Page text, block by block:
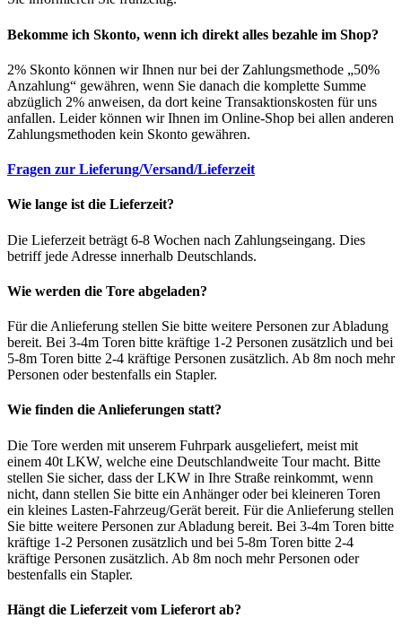
Bekomme ich Skonto, wenn ich direkt alles bezahle im Shop?
2% Skonto können wir Ihnen nur bei der Zahlungsmethode „50%
Anzahlung“ gewähren, wenn Sie danach die komplette Summe
abzüglich 2% anweisen, da dort keine Transaktionskosten für uns
anfallen. Leider können wir Ihnen im Online-Shop bei allen anderen
Zahlungsmethoden kein Skonto gewähren.
Fragen zur Lieferung/Versand/Lieferzeit
Wie lange ist die Lieferzeit?
Die Lieferzeit beträgt 6-8 Wochen nach Zahlungseingang. Dies
betriff jede Adresse innerhalb Deutschlands.
Wie werden die Tore abgeladen?
Für die Anlieferung stellen Sie bitte weitere Personen zur Abladung
bereit. Bei 3-4m Toren bitte kräftige 1-2 Personen zusätzlich und bei
5-8m Toren bitte 2-4 kräftige Personen zusätzlich. Ab 8m noch mehr
Personen oder bestenfalls ein Stapler.
Wie finden die Anlieferungen statt?
Die Tore werden mit unserem Fuhrpark ausgeliefert, meist mit
einem 40t LKW, welche eine Deutschlandweite Tour macht. Bitte
stellen Sie sicher, dass der LKW in Ihre Straße reinkommt, wenn
nicht, dann stellen Sie bitte ein Anhänger oder bei kleineren Toren
ein kleines Lasten-Fahrzeug/Gerät bereit. Für die Anlieferung stellen
Sie bitte weitere Personen zur Abladung bereit. Bei 3-4m Toren bitte
kräftige 1-2 Personen zusätzlich und bei 5-8m Toren bitte 2-4
kräftige Personen zusätzlich. Ab 8m noch mehr Personen oder
bestenfalls ein Stapler.
Hängt die Lieferzeit vom Lieferort ab?